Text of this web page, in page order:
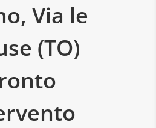
Via le
(TO)